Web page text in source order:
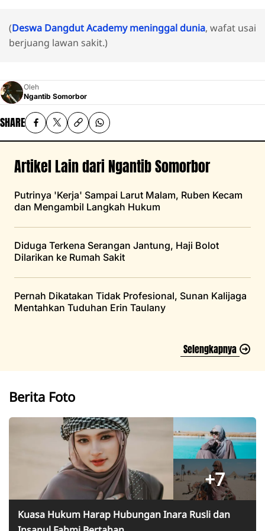
(Deswa Dangdut Academy meninggal dunia, wafat usai
berjuang lawan sakit.)
Oleh
Ngantib Somorbor
SHARE
Artikel Lain dari Ngantib Somorbor
Putrinya 'Kerja' Sampai Larut Malam, Ruben Kecam
dan Mengambil Langkah Hukum
Diduga Terkena Serangan Jantung, Haji Bolot
Dilarikan ke Rumah Sakit
Pernah Dikatakan Tidak Profesional, Sunan Kalijaga
Mentahkan Tuduhan Erin Taulany
Selengkapnya
Berita Foto
+7
Kuasa Hukum Harap Hubungan Inara Rusli dan